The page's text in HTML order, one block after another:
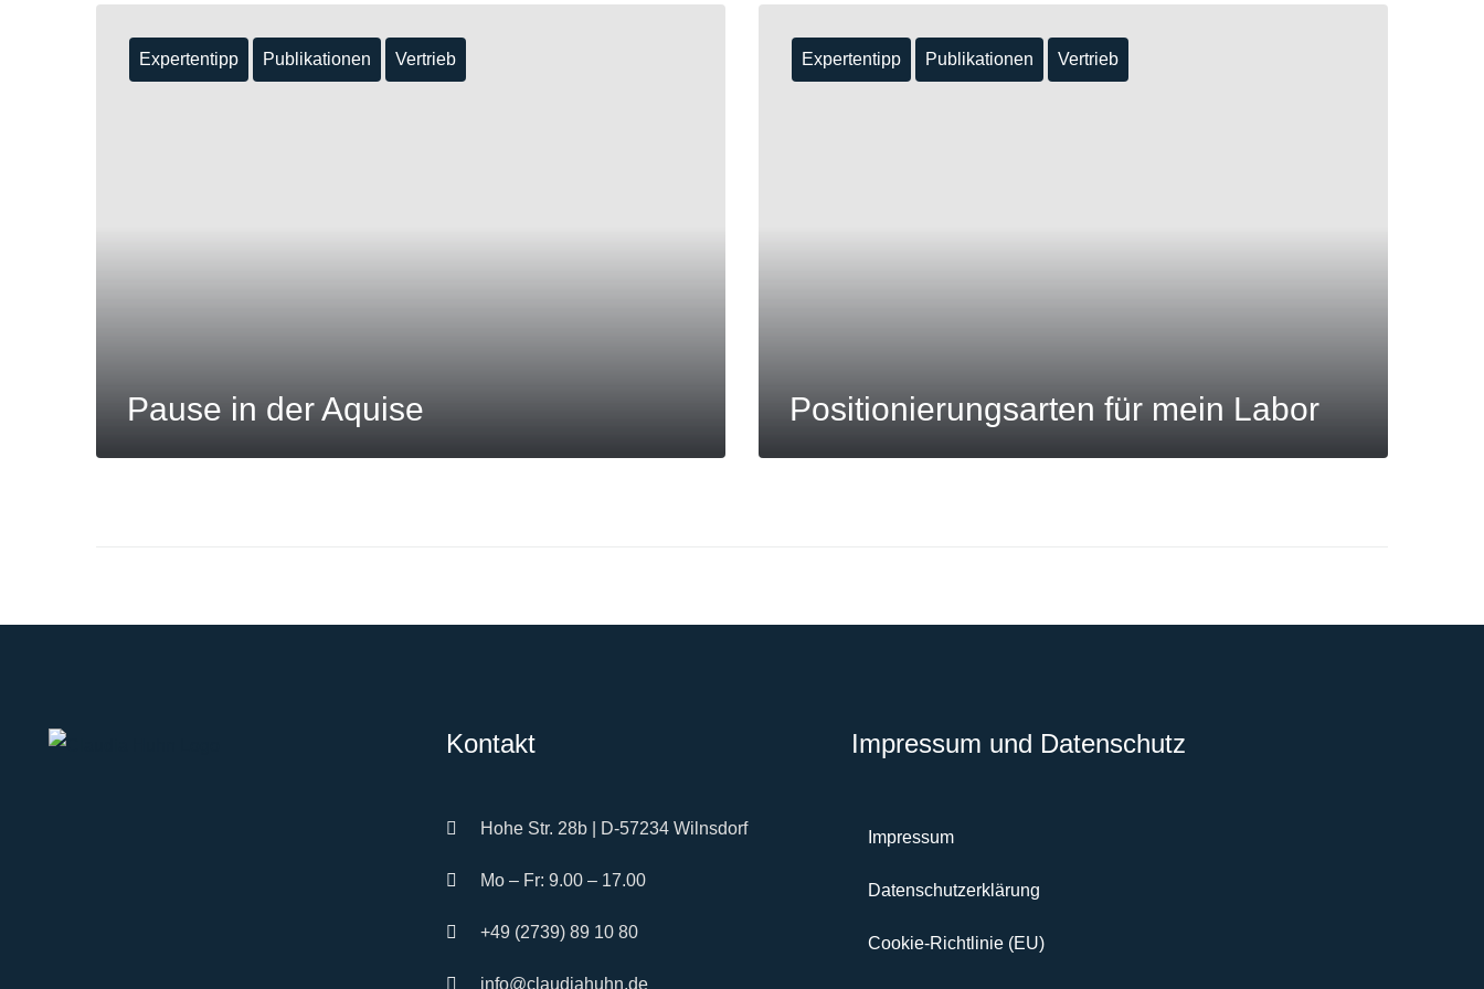
Expertentipp Publikationen Vertrieb
Pause in der Aquise
Expertentipp Publikationen Vertrieb
Positionierungsarten für mein Labor
Kontakt
Hohe Str. 28b | D-57234 Wilnsdorf
Mo – Fr: 9.00 – 17.00
+49 (2739) 89 10 80
info@claudiahuhn.de
Impressum und Datenschutz
Impressum
Datenschutzerklärung
Cookie-Richtlinie (EU)